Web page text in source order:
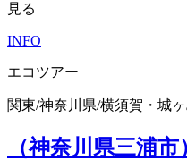
見る
INFO
エコツアー
関東/神奈川県/横須賀・城
（神奈川県三浦